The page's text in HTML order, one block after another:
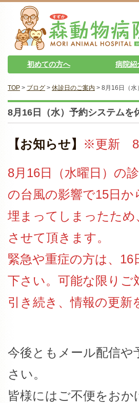
初めての方へ 病院紹
TOP > ブログ > 休診日のご案内 > 8月16日（水
8月16日（水）予約システムを
【お知らせ】 ※更新
8月16日（水曜日）の
の台風の影響で15日
埋まってしまったた
させて頂きます。
緊急や重症の方は、
下さい。可能な限りご
引き続き、情報の更
今後ともメール配信や
さい。
皆様にはご不便をおか